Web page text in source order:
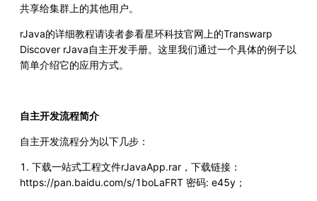
共享给集群上的其他用户。
rJava的详细教程请读者参看星环科技官网上的Transwarp
Discover rJava自主开发手册。这里我们通过一个具体的例子以
简单介绍它的应用方式。
自主开发流程简介
自主开发流程分为以下几步：
1. 下载一站式工程文件rJavaApp.rar，下载链接：
https://pan.baidu.com/s/1boLaFRT 密码: e45y；